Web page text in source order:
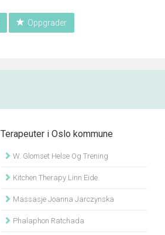
Oppgrader
Terapeuter i Oslo kommune
W. Glomset Helse Og Trening
Kitchen Therapy Linn Eide
Massasje Joanna Jarczynska
Phalaphon Ratchada